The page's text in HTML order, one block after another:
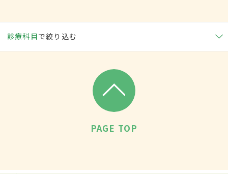
診療科目で絞り込む
PAGE TOP